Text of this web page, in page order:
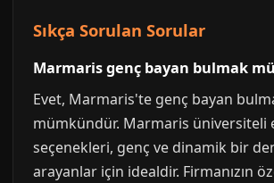
Sıkça Sorulan Sorular
Marmaris genç bayan bulmak
Evet, Marmaris'te genç bayan
mümkündür. Marmaris üniversiteli
seçenekleri, genç ve dinamik bir
arayanlar için idealdir. Firmanızın